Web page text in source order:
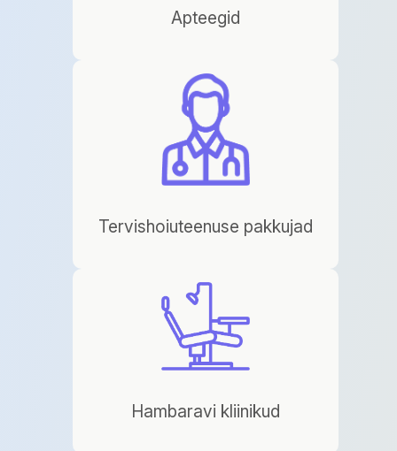
Apteegid
Tervishoiuteenuse pakkujad
Hambaravi kliinikud